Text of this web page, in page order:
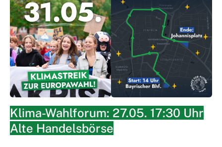
Klima-Wahlforum: 27.05. 17:30 Uhr
Alte Handelsbörse